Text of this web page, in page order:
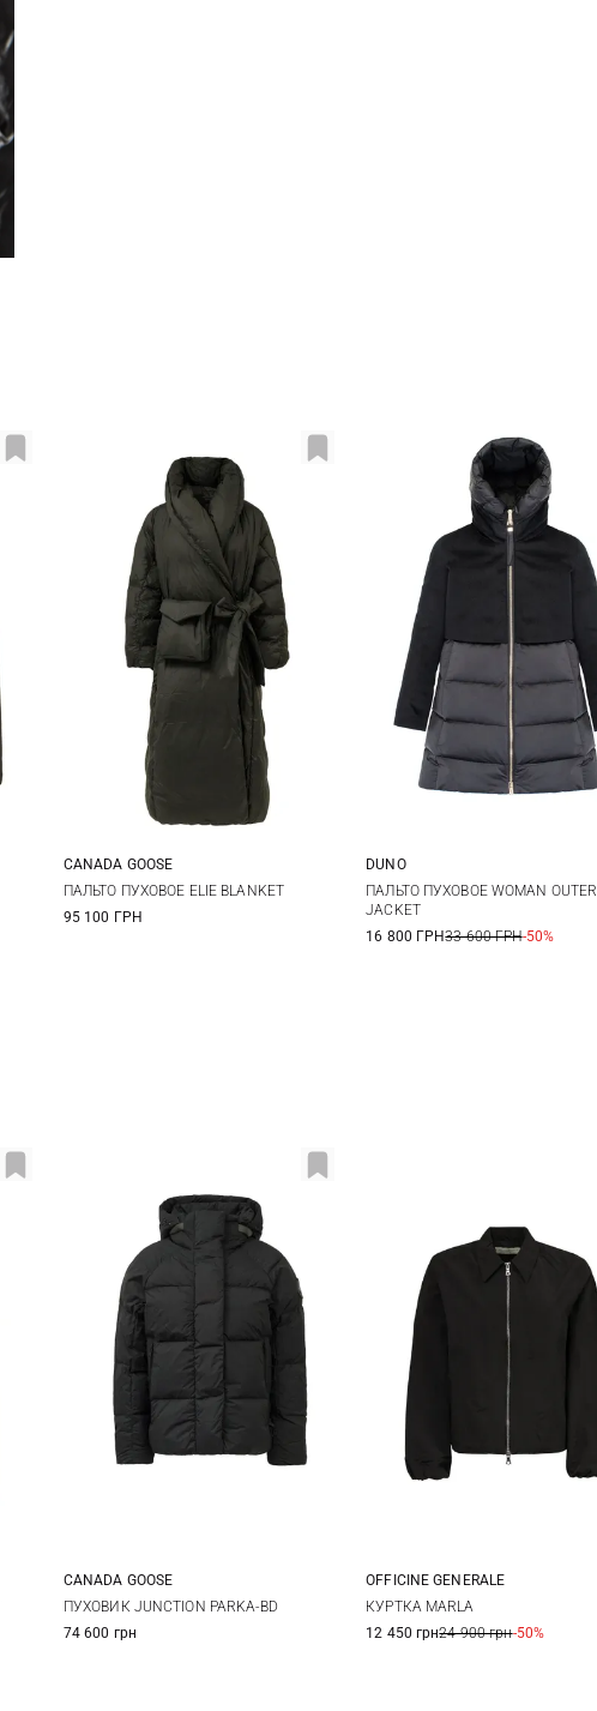
S M L
CANADA GOOSE
ПАЛЬТО ПУХОВОЕ ELIE BLANKET
95 100 ГРН
38 40 42
46 48
DUNO
ПАЛЬТО ПУХОВОЕ WOMAN OUTER
JACKET
16 800 ГРН33 600 ГРН-50%
XS S M
CANADA GOOSE
ПУХОВИК JUNCTION PARKA-BD
74 600 грн
XS S
OFFICINE GENERALE
КУРТКА MARLA
12 450 грн24 900 грн-50%